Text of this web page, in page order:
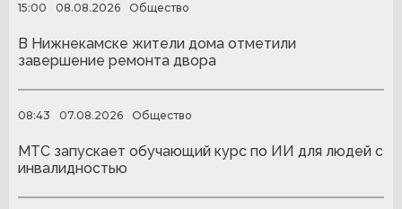
15:00 08.08.2026 Общество
В Нижнекамске жители дома отметили
завершение ремонта двора
08:43 07.08.2026 Общество
МТС запускает обучающий курс по ИИ для людей с
инвалидностью